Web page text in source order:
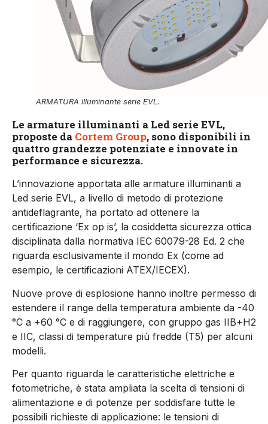
ARMATURA illuminante serie EVL.
Le armature illuminanti a Led serie EVL,
proposte da Cortem Group, sono disponibili in
quattro grandezze potenziate e innovate in
performance e sicurezza.
L’innovazione apportata alle armature illuminanti a
Led serie EVL, a livello di metodo di protezione
antideflagrante, ha portato ad ottenere la
certificazione ‘Ex op is’, la cosiddetta sicurezza ottica
disciplinata dalla normativa IEC 60079-28 Ed. 2 che
riguarda esclusivamente il mondo Ex (come ad
esempio, le certificazioni ATEX/IECEX).
Nuove prove di esplosione hanno inoltre permesso di
estendere il range della temperatura ambiente da -40
°C a +60 °C e di raggiungere, con gruppo gas IIB+H2
e IIC, classi di temperature più fredde (T5) per alcuni
modelli.
Per quanto riguarda le caratteristiche elettriche e
fotometriche, è stata ampliata la scelta di tensioni di
alimentazione e di potenze per soddisfare tutte le
possibili richieste di applicazione: le tensioni di